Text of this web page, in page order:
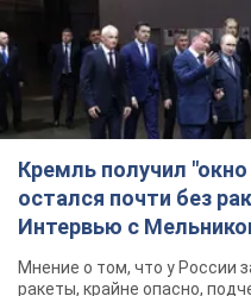
Мнение о том, что у России
ракеты, крайне опасно,
2 години тому 11,3 т.
"Всё горело":
летнего мальчика и
атаки РФ на
2 години тому 2,2 т.